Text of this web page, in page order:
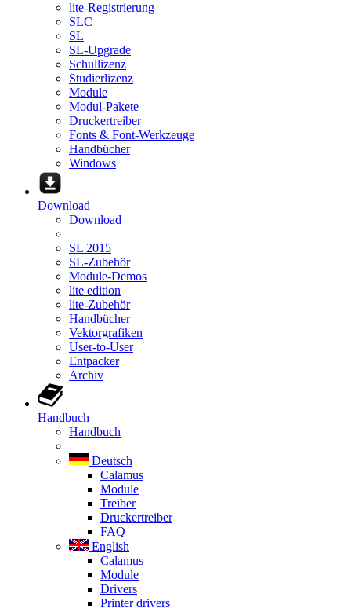
lite-Registrierung
SLC
SL
SL-Upgrade
Schullizenz
Studierlizenz
Module
Modul-Pakete
Druckertreiber
Fonts & Font-Werkzeuge
Handbücher
Windows
Download
Download
SL 2015
SL-Zubehör
Module-Demos
lite edition
lite-Zubehör
Handbücher
Vektorgrafiken
User-to-User
Entpacker
Archiv
Handbuch
Handbuch
Deutsch
Calamus
Module
Treiber
Druckertreiber
FAQ
English
Calamus
Module
Drivers
Printer drivers